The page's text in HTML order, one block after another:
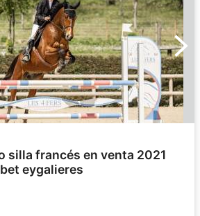
silla francés en venta 2021
eygalieres